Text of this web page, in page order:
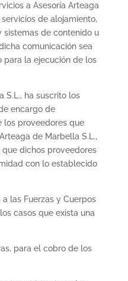
a Asesoría Arteaga
de alojamiento,
sistemas de contenido u
comunicación sea
para la ejecución de los
S.L., ha suscrito los
encargo de
los proveedores que
de Marbella S.L.,
dichos proveedores
con lo establecido
las Fuerzas y Cuerpos
casos que exista una
para el cobro de los